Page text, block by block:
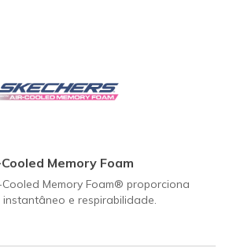
Memory Foam
Memory Foam® proporciona
e respirabilidade.